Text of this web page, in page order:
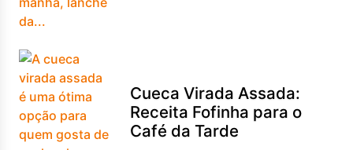
Cueca Virada Assada:
Receita Fofinha para o
Café da Tarde